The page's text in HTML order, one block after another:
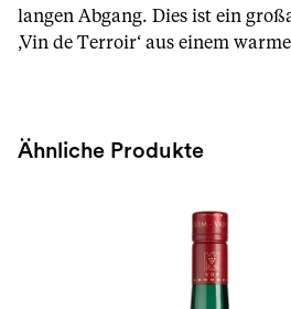
langen Abgang. Dies ist ein
‚Vin de Terroir‘ aus einem
Ähnliche Produkte